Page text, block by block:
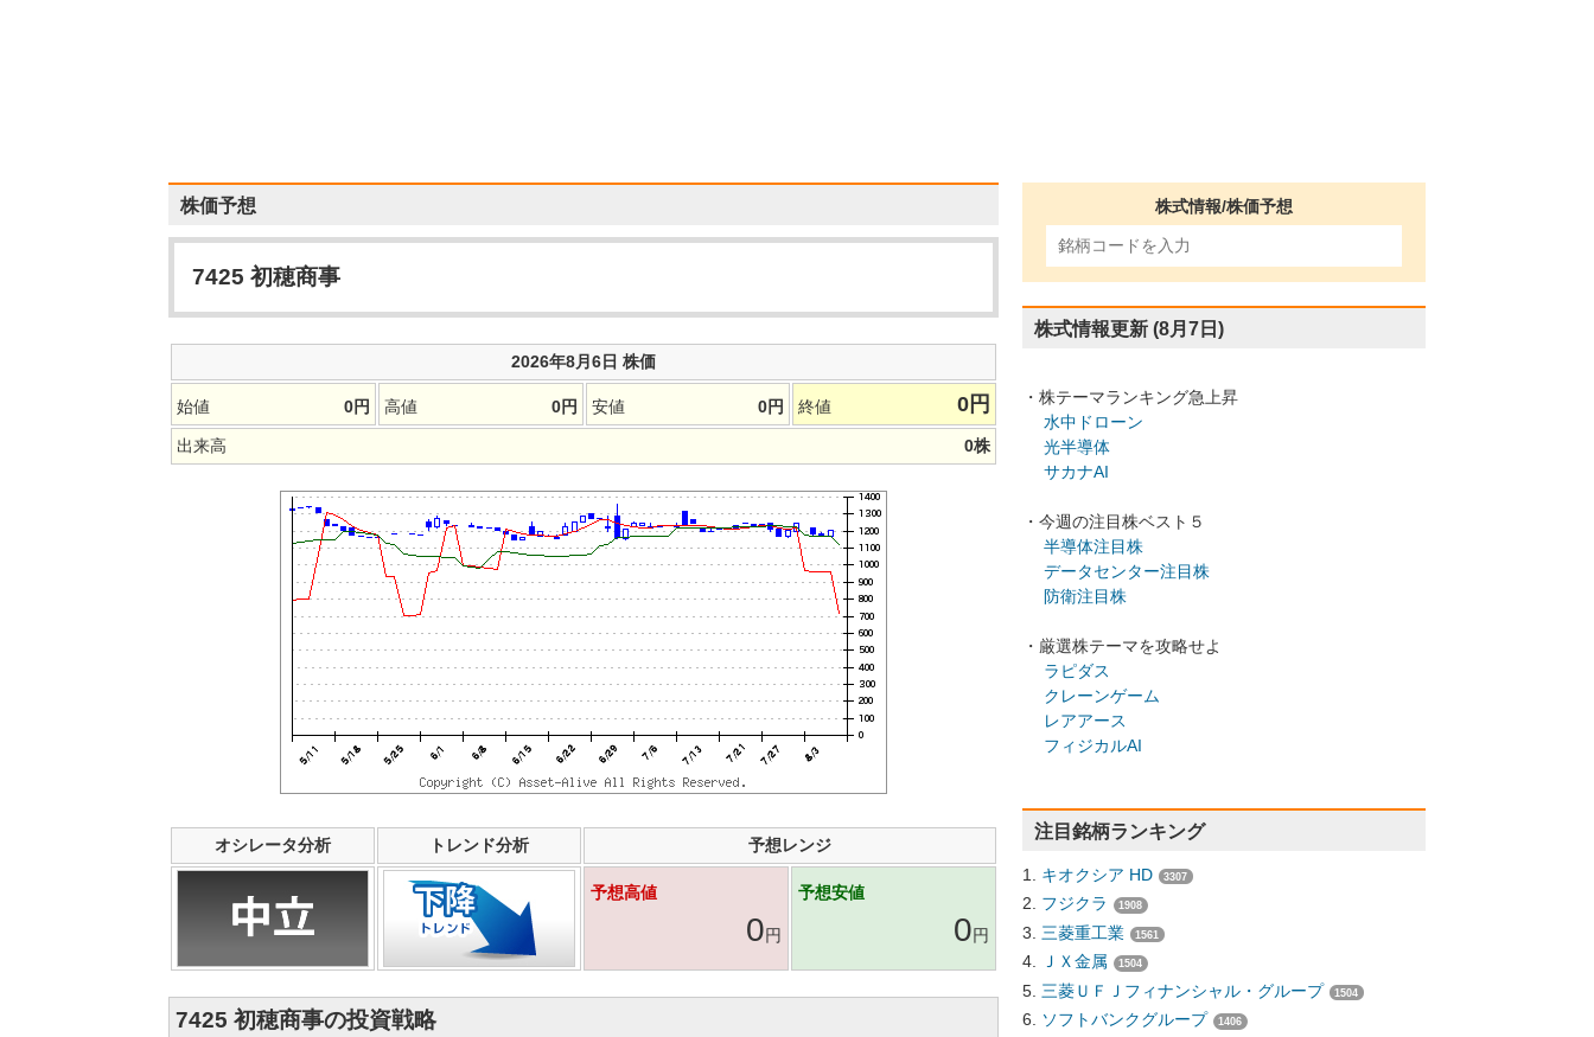
株価予想
7425 初穂商事
2026年8月6日 株価
始値 0円 高値 0円 安値 0円 終値 0 円
出来高 0株
オシレータ分析 トレンド分析 予想レンジ
予想高値
0円
予想安値
0円
7425 初穂商事の投資戦略
株式情報/株価予想
株式情報更新 (8月7日)
・株テーマランキング急上昇
水中ドローン
光半導体
サカナAI
・今週の注目株ベスト５
半導体注目株
データセンター注目株
防衛注目株
・厳選株テーマを攻略せよ
ラピダス
クレーンゲーム
レアアース
フィジカルAI
注目銘柄ランキング
キオクシア HD 3307
フジクラ 1908
三菱重工業 1561
ＪＸ金属 1504
三菱ＵＦＪフィナンシャル・グループ 1504
ソフトバンクグループ 1406